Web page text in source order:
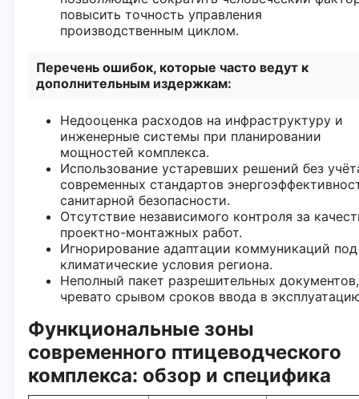
повысить точность управления
производственным циклом.
Перечень ошибок, которые часто ведут к
дополнительным издержкам:
Недооценка расходов на инфраструктуру и
инженерные системы при планировании
мощностей комплекса.
Использование устаревших решений без
современных стандартов
санитарной безопасности.
Отсутствие независимого контроля за
проектно-монтажных работ.
Игнорирование адаптации коммуникаций под
климатические условия региона.
Неполный пакет разрешительных
чревато срывом сроков ввода в
Функциональные зоны
современного птицеводческого
комплекса: обзор и специфика